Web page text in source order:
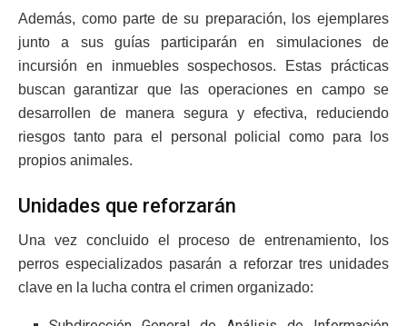
Además, como parte de su preparación, los ejemplares
junto a sus guías participarán en simulaciones de
incursión en inmuebles sospechosos. Estas prácticas
buscan garantizar que las operaciones en campo se
desarrollen de manera segura y efectiva, reduciendo
riesgos tanto para el personal policial como para los
propios animales.
Unidades que reforzarán
Una vez concluido el proceso de entrenamiento, los
perros especializados pasarán a reforzar tres unidades
clave en la lucha contra el crimen organizado: